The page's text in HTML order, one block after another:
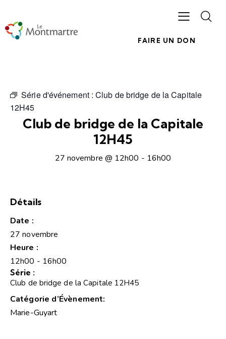
FAIRE UN DON
Série d'événement :Club de bridge de la Capitale
12H45
Club de bridge de la Capitale
12H45
27 novembre @ 12h00 - 16h00
Détails
Date :
27 novembre
Heure :
12h00 - 16h00
Série :
Club de bridge de la Capitale 12H45
Catégorie d’Évènement:
Marie-Guyart